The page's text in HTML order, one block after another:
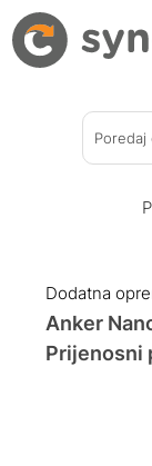
Poredaj
Dodatna
Anker
Prijenosni